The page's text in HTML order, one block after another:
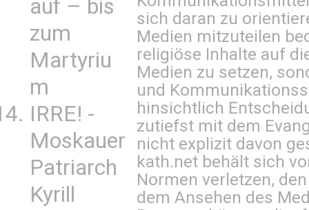
auf – bis
zum
Martyriu
m
IRRE! -
Moskauer
Patriarch
Kyrill
sich daran zu
Medien mitzuteilen
religiöse Inhalte auf
Medien zu setzen,
und
hinsichtlich
zutiefst mit dem
nicht explizit davon
kath.net behält sich
Normen verletzen,
dem Ansehen des